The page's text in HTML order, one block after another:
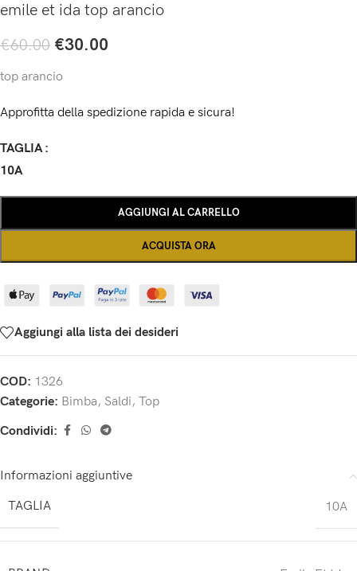
emile et ida top arancio
€60.00 €30.00
top arancio
Approfitta della spedizione rapida e sicura!
TAGLIA
10A
AGGIUNGI AL CARRELLO
ACQUISTA ORA
Aggiungi alla lista dei desideri
COD: 1326
Categorie: Bimba, Saldi, Top
Condividi:
Informazioni aggiuntive
TAGLIA
10A